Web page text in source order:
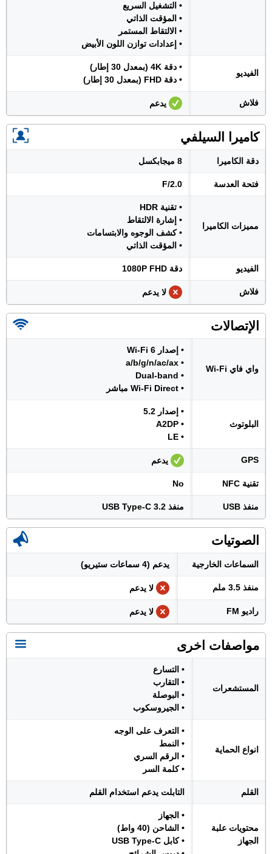
• التشغيل السريع
• المؤقت الذاتي
• الالتقاط المستمر
• إعدادات توازن اللون الأبيض
الفيديو
• دقة 4K (بمعدل 30 إطار)
• دقة FHD (بمعدل 30 إطار)
فلاش يدعم
كاميرا السيلفي
دقة الكاميرا 8 ميجابكسل
فتحة العدسة F/2.0
مميزات الكاميرا
• تقنية HDR
• إشارة الالتقاط
• كشف الوجوه والابتسامات
• المؤقت الذاتي
الفيديو دقة 1080P FHD
فلاش لا يدعم
الإتصالات
واي فاي Wi-Fi
• إصدار Wi-Fi 6
• a/b/g/n/ac/ax
• Dual-band
• Wi-Fi Direct مباشر
البلوتوث
• إصدار 5.2
• A2DP
• LE
GPS يدعم
تقنية NFC No
منفذ USB منفذ USB Type-C 3.2
الصوتيات
السماعات الخارجية يدعم (4 سماعات ستيريو)
منفذ 3.5 ملم لا يدعم
راديو FM لا يدعم
مواصفات اخرى
المستشعرات
• التسارع
• التقارب
• البوصلة
• الجيروسكوب
انواع الحماية
• التعرف على الوجه
• النمط
• الرقم السري
• كلمة السر
القلم التابلت يدعم استخدام القلم
محتويات علبة
الجهاز
• الجهاز
• الشاحن (40 واط)
• كابل USB Type-C